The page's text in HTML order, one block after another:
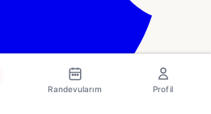
Randevularım Profil